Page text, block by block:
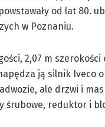
od lat 80.
w Poznaniu.
2,07 m
ją silnik Iveco o
ale drzwi i
śrubowe, reduktor i